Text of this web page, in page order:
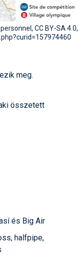
CC BY-SA 4.0,
meg.
összetett
és Big Air
halfpipe,